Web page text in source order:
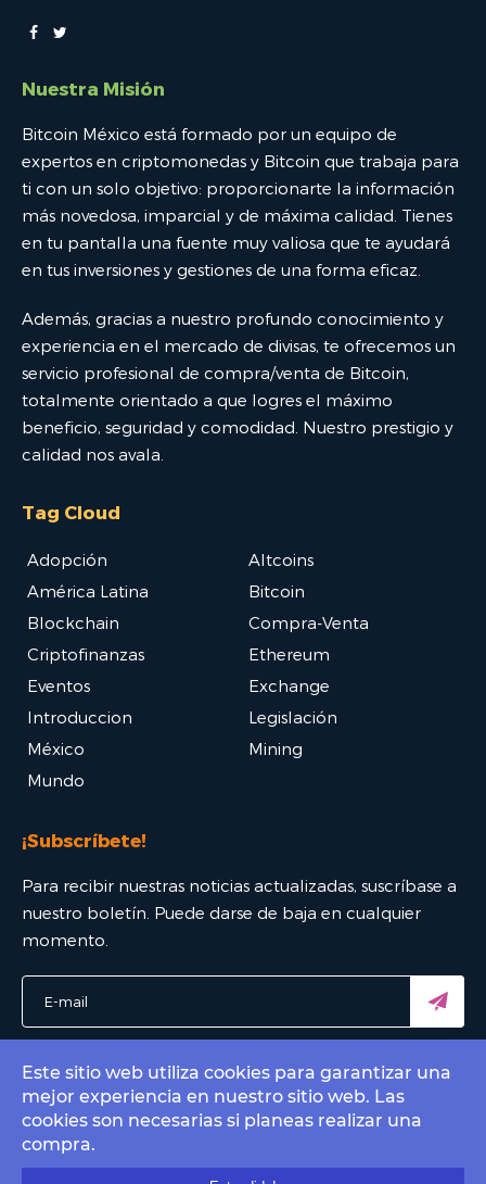
Nuestra Misión
Bitcoin México está formado por un equipo de
expertos en criptomonedas y Bitcoin que trabaja para
ti con un solo objetivo: proporcionarte la información
más novedosa, imparcial y de máxima calidad. Tienes
en tu pantalla una fuente muy valiosa que te ayudará
en tus inversiones y gestiones de una forma eficaz.
Además, gracias a nuestro profundo conocimiento y
experiencia en el mercado de divisas, te ofrecemos un
servicio profesional de compra/venta de Bitcoin,
totalmente orientado a que logres el máximo
beneficio, seguridad y comodidad. Nuestro prestigio y
calidad nos avala.
Tag Cloud
Adopción
Altcoins
América Latina
Bitcoin
Blockchain
Compra-Venta
Criptofinanzas
Ethereum
Eventos
Exchange
Introduccion
Legislación
México
Mining
Mundo
¡Subscríbete!
Para recibir nuestras noticias actualizadas, suscríbase a
nuestro boletín. Puede darse de baja en cualquier
momento.
© 2022 Bitcoin Mexico - El mejor portal Bitcoin. All rights
Contact by emailinfo@bitcoin.com.mx.
Este sitio web utiliza cookies para garantizar una
mejor experiencia en nuestro sitio web. Las
cookies son necesarias si planeas realizar una
compra.